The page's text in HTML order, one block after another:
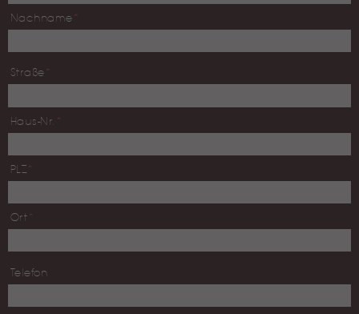
Nachname*
Straße*
Haus-Nr. *
PLZ*
Ort*
Telefon